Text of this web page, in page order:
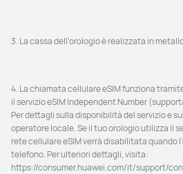
3. La cassa dell'orologio è realizzata in
4. La chiamata cellulare eSIM funziona
il servizio eSIM Independent Number
Per dettagli sulla disponibilità del servizio e
operatore locale. Se il tuo orologio utilizza il
rete cellulare eSIM verrà disabilitata quando
telefono. Per ulteriori dettagli, visita:
https://consumer.huawei.com/it/support/